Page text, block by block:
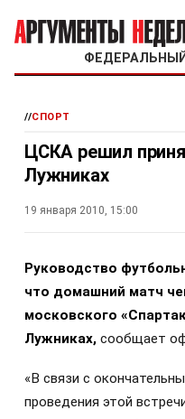
ФЕДЕРАЛЬНЫЙ
//СПОРТ
ЦСКА решил
Лужниках
19 января 2010, 15:00
Руководство
что домашний матч
московского
Лужниках, сообщает
«В связи с
проведения этой